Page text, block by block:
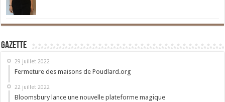
Gazette
29 juillet 2022
Fermeture des maisons de Poudlard.org
22 juillet 2022
Bloomsbury lance une nouvelle plateforme magique